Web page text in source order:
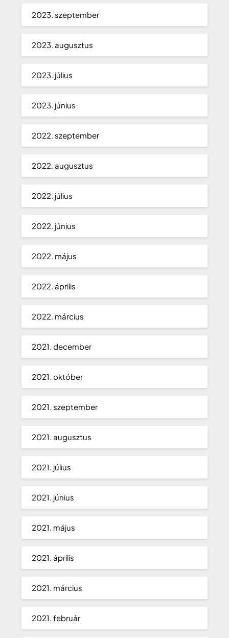
2023. szeptember
2023. augusztus
2023. július
2023. június
2022. szeptember
2022. augusztus
2022. július
2022. június
2022. május
2022. április
2022. március
2021. december
2021. október
2021. szeptember
2021. augusztus
2021. július
2021. június
2021. május
2021. április
2021. március
2021. február